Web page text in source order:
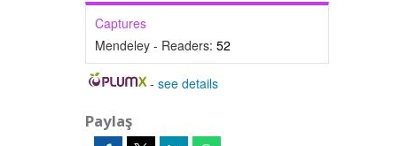
Captures
Mendeley - Readers: 52
-see details
Paylaş